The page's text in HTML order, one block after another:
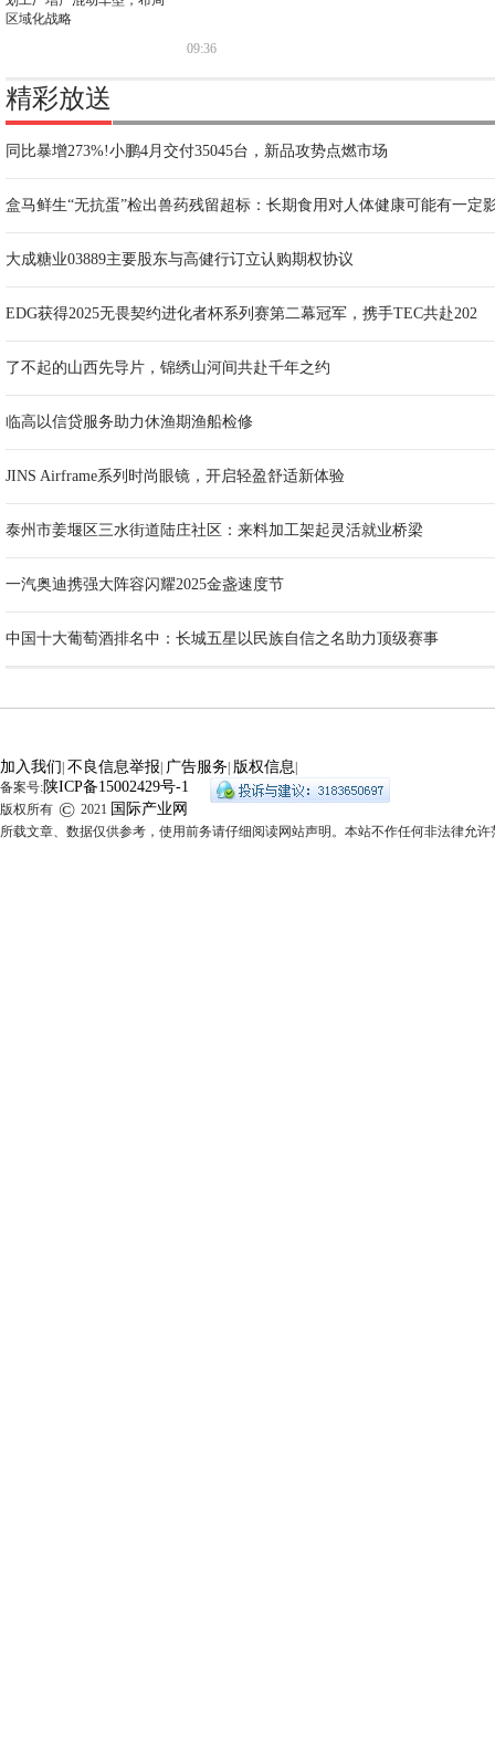
09:36
精彩放送
同比暴增273%!小鹏4月交付35045台，新品攻势点燃市场
盒马鲜生“无抗蛋”检出兽药残留超标：长期食用对人体健康可能有一定
大成糖业03889主要股东与高健行订立认购期权协议
EDG获得2025无畏契约进化者杯系列赛第二幕冠军，携手TEC共赴202
了不起的山西先导片，锦绣山河间共赴千年之约
临高以信贷服务助力休渔期渔船检修
JINS Airframe系列时尚眼镜，开启轻盈舒适新体验
泰州市姜堰区三水街道陆庄社区：来料加工架起灵活就业桥梁
一汽奥迪携强大阵容闪耀2025金盏速度节
中国十大葡萄酒排名中：长城五星以民族自信之名助力顶级赛事
加入我们 不良信息举报 广告服务 版权信息
备案号:陕ICP备15002429号-1
版权所有 © 2021 国际产业网
所载文章、数据仅供参考，使用前务请仔细阅读网站声明。本站不作任何非法律允许